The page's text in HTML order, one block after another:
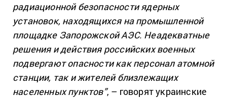
радиационной безопасности ядерных
установок, находящихся на промышленной
площадке Запорожской АЭС. Неадекватные
решения и действия российских военных
подвергают опасности как персонал атомной
станции, так и жителей близлежащих
населенных пунктов”, – говорят украинские